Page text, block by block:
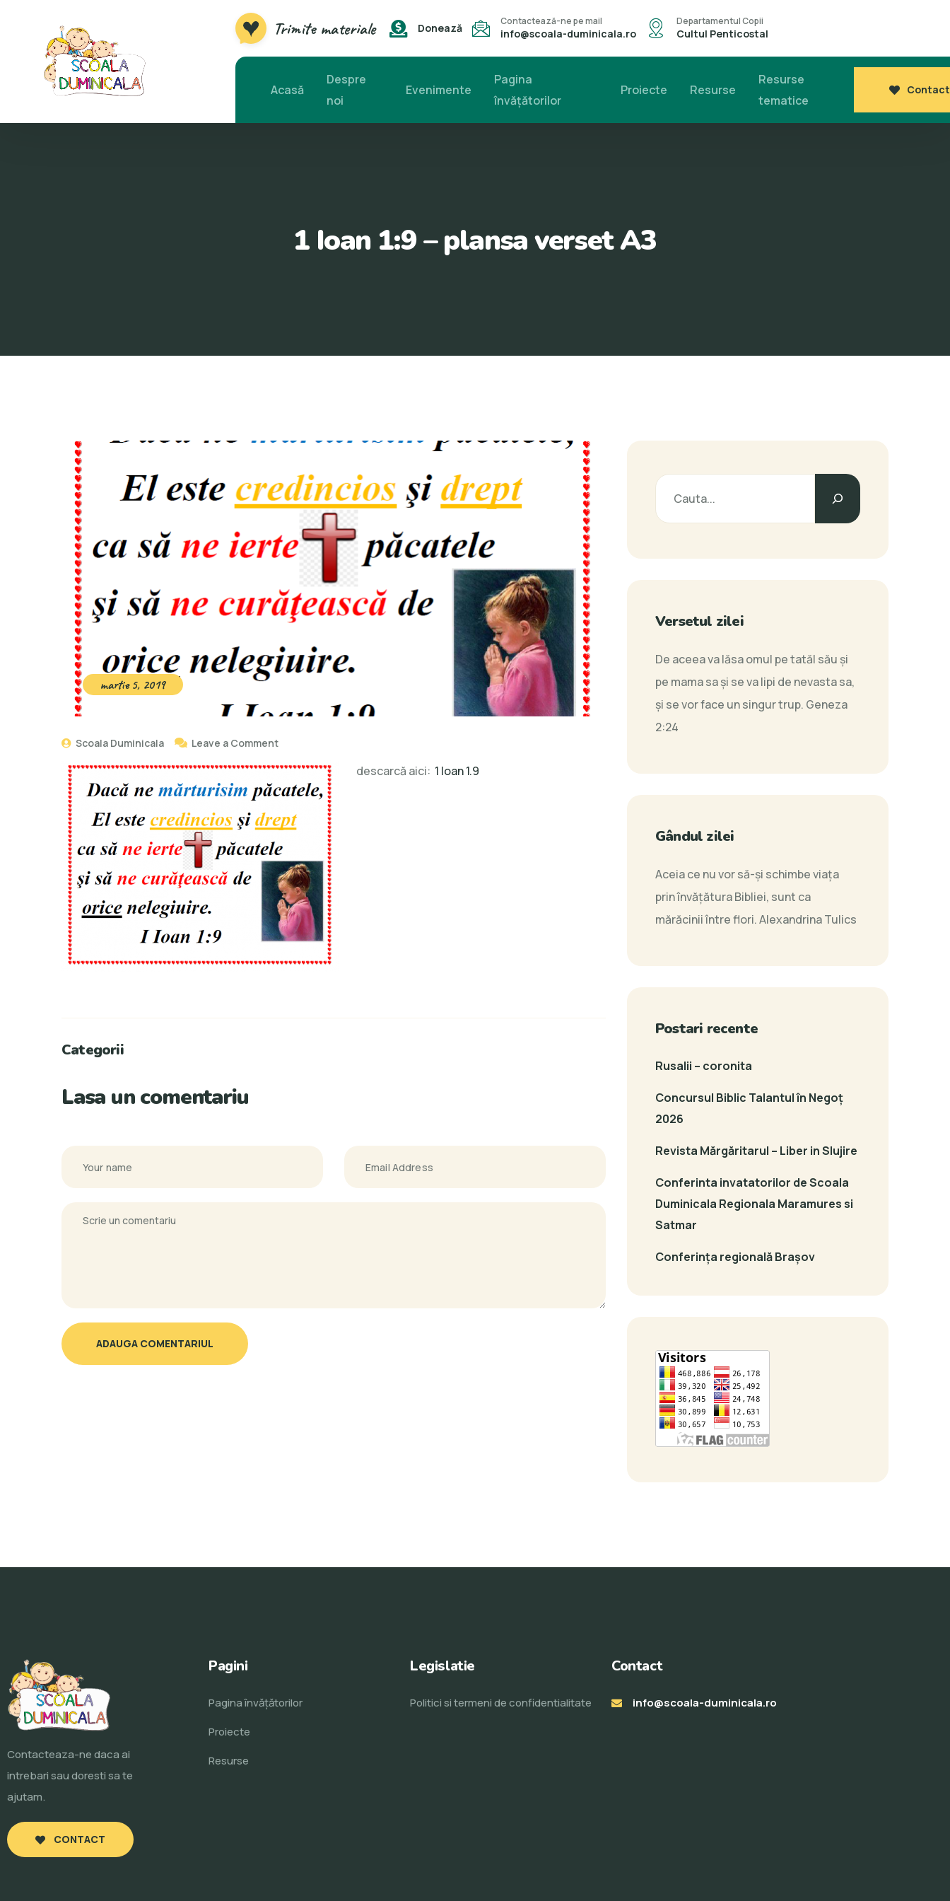
Trimite materiale Donează
Contactează-ne pe mail
info@scoala-duminicala.ro
Departamentul Copii
Cultul Penticostal
Acasă
Despre
noi
Evenimente
Pagina
învăţătorilor
Proiecte Resurse
Resurse
tematice
Contact
1 Ioan 1:9 – plansa verset A3
martie 5, 2019
Scoala Duminicala Leave a Comment
descarcă aici: 1 Ioan 1.9
Categorii
Lasa un comentariu
ADAUGA COMENTARIUL
Versetul zilei
De aceea va lăsa omul pe tatăl său şi
pe mama sa şi se va lipi de nevasta sa,
şi se vor face un singur trup. Geneza
2:24
Gândul zilei
Aceia ce nu vor să-și schimbe viața
prin învățătura Bibliei, sunt ca
mărăcinii între flori.Alexandrina Tulics
Postari recente
Rusalii – coronita
Concursul Biblic Talantul în Negoț
2026
Revista Mărgăritarul – Liber in Slujire
Conferinta invatatorilor de Scoala
Duminicala Regionala Maramures si
Satmar
Conferința regională Brașov
Contacteaza-ne daca ai
intrebari sau doresti sa te
ajutam.
CONTACT
Pagini
Pagina învăţătorilor
Proiecte
Resurse
Legislatie
Politici si termeni de confidentialitate
Contact
info@scoala-duminicala.ro